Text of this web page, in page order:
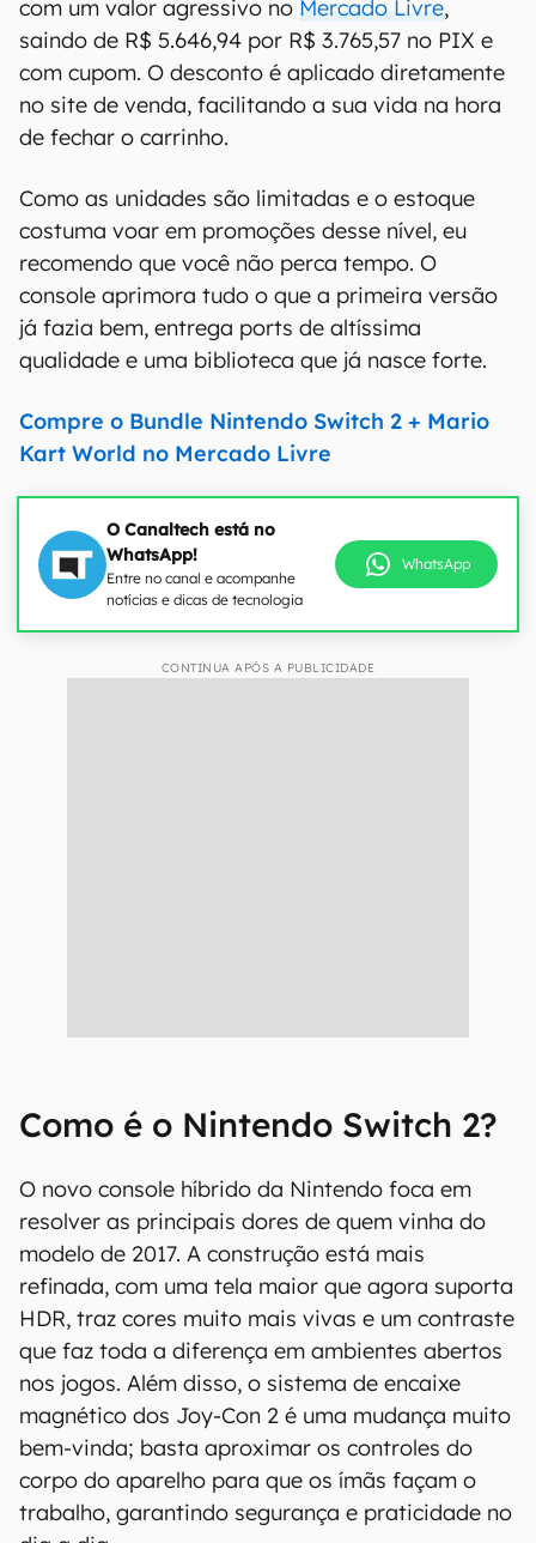
com um valor agressivo no Mercado Livre,
saindo de R$ 5.646,94 por R$ 3.765,57 no PIX e
com cupom. O desconto é aplicado diretamente
no site de venda, facilitando a sua vida na hora
de fechar o carrinho.
Como as unidades são limitadas e o estoque
costuma voar em promoções desse nível, eu
recomendo que você não perca tempo. O
console aprimora tudo o que a primeira versão
já fazia bem, entrega ports de altíssima
qualidade e uma biblioteca que já nasce forte.
Compre o Bundle Nintendo Switch 2 + Mario
Kart World no Mercado Livre
O Canaltech está no
WhatsApp!
Entre no canal e acompanhe
notícias e dicas de tecnologia
WhatsApp
CONTINUA APÓS A PUBLICIDADE
Como é o Nintendo Switch 2?
O novo console híbrido da Nintendo foca em
resolver as principais dores de quem vinha do
modelo de 2017. A construção está mais
refinada, com uma tela maior que agora suporta
HDR, traz cores muito mais vivas e um contraste
que faz toda a diferença em ambientes abertos
nos jogos. Além disso, o sistema de encaixe
magnético dos Joy-Con 2 é uma mudança muito
bem-vinda; basta aproximar os controles do
corpo do aparelho para que os ímãs façam o
trabalho, garantindo segurança e praticidade no